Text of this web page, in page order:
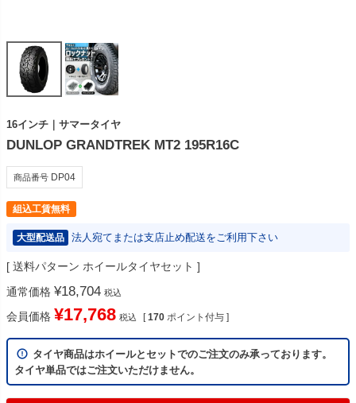
16インチ｜サマータイヤ
DUNLOP GRANDTREK MT2 195R16C
商品番号 DP04
組込工賃無料
大型配送品 法人宛てまたは支店止め配送をご利用下さい
送料パターン ホイールタイヤセット
通常価格 ¥18,704 税込
会員価格 ¥17,768 税込 [ 170 ポイント付与 ]
タイヤ商品はホイールとセットでのご注文のみ承っております。
タイヤ単品ではご注文いただけません。